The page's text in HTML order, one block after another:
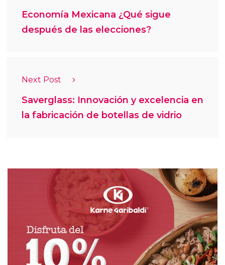
Economía Mexicana ¿Qué sigue
después de las elecciones?
Next Post
Saverglass: Innovación y excelencia en
la fabricación de botellas de vidrio